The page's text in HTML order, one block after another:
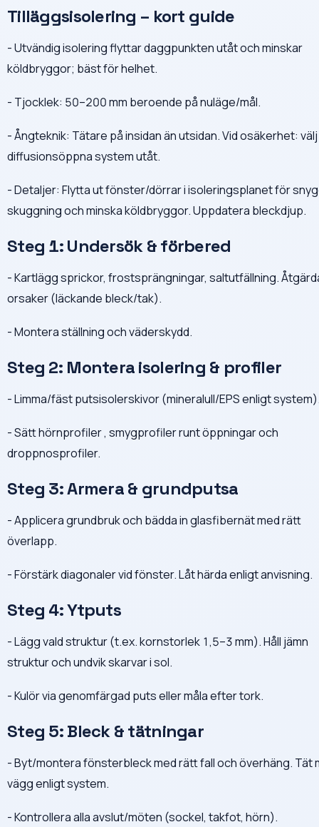
Tilläggsisolering – kort guide
- Utvändig isolering flyttar daggpunkten utåt och minskar
köldbryggor; bäst för helhet.
- Tjocklek: 50–200 mm beroende på nuläge/mål.
- Ångteknik: Tätare på insidan än utsidan. Vid osäkerhet: välj
diffusionsöppna system utåt.
- Detaljer: Flytta ut fönster/dörrar i isoleringsplanet för
skuggning och minska köldbryggor. Uppdatera bleckdjup.
Steg 1: Undersök & förbered
- Kartlägg sprickor, frostsprängningar, saltutfällning.
orsaker (läckande bleck/tak).
- Montera ställning och väderskydd.
Steg 2: Montera isolering & profiler
- Limma/fäst putsisolerskivor (mineralull/EPS enligt
- Sätt hörnprofiler , smygprofiler runt öppningar och
droppnosprofiler.
Steg 3: Armera & grundputsa
- Applicera grundbruk och bädda in glasfibernät med rätt
överlapp.
- Förstärk diagonaler vid fönster. Låt härda enligt anvisning.
Steg 4: Ytputs
- Lägg vald struktur (t.ex. kornstorlek 1,5–3 mm). Håll jämn
struktur och undvik skarvar i sol.
- Kulör via genomfärgad puts eller måla efter tork.
Steg 5: Bleck & tätningar
- Byt/montera fönsterbleck med rätt fall och överhäng. Tät
vägg enligt system.
- Kontrollera alla avslut/möten (sockel, takfot, hörn).